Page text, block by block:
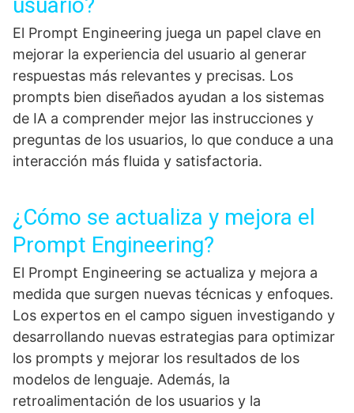
usuario?
El Prompt Engineering juega un papel clave en
mejorar la experiencia del usuario al generar
respuestas más relevantes y precisas. Los
prompts bien diseñados ayudan a los sistemas
de IA a comprender mejor las instrucciones y
preguntas de los usuarios, lo que conduce a una
interacción más fluida y satisfactoria.
¿Cómo se actualiza y mejora el
Prompt Engineering?
El Prompt Engineering se actualiza y mejora a
medida que surgen nuevas técnicas y enfoques.
Los expertos en el campo siguen investigando y
desarrollando nuevas estrategias para optimizar
los prompts y mejorar los resultados de los
modelos de lenguaje. Además, la
retroalimentación de los usuarios y la